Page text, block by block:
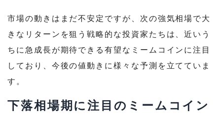
市場の動きはまだ不安定ですが、次の強気相場で大
きなリターンを狙う戦略的な投資家たちは、近いう
ちに急成長が期待できる有望なミームコインに注目
しており、今後の値動きに様々な予測を立てていま
す。
下落相場期に注目のミームコイン